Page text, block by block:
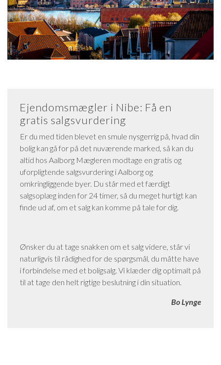
Ejendomsmægler i Nibe: Få en
gratis salgsvurdering
Er du med tiden blevet en smule nysgerrig på, hvad din
bolig kan gå for på det nuværende marked, så kan du
altid hos Aalborg Mægleren modtage en gratis og
uforpligtende salgsvurdering i Aalborg og
omkringliggende byer. Du står med et færdigt
salgsoplæg inden for 24 timer, så du meget hurtigt kan
finde ud af, om et salg kan komme på tale for dig.
Ønsker du at tage snakken om et salg videre, står vi
naturligvis til rådighed for de spørgsmål, du måtte have
i forbindelse med et boligsalg. Vi klæder dig optimalt på
til at tage den helt rigtige beslutning i din situation.
Bo Lynge